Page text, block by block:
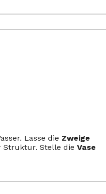
Lasse die Zweige
Stelle die Vase